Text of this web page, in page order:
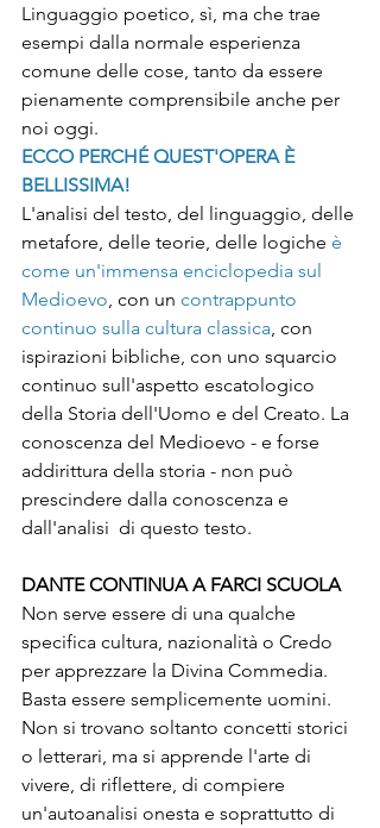
Linguaggio poetico, sì, ma che trae
esempi dalla normale esperienza
comune delle cose, tanto da essere
pienamente comprensibile anche per
noi oggi.
ECCO PERCHÉ QUEST'OPERA È
BELLISSIMA!
L'analisi del testo, del linguaggio, delle
metafore, delle teorie, delle logiche è
come un'immensa enciclopedia sul
Medioevo , con un contrappunto
continuo sulla cultura classica , con
ispirazioni bibliche, con uno squarcio
continuo sull'aspetto escatologico
della Storia dell'Uomo e del Creato. La
conoscenza del Medioevo - e forse
addirittura della storia - non può
prescindere dalla conoscenza e
dall'analisi  di questo testo.
DANTE CONTINUA A FARCI SCUOLA
Non serve essere di una qualche
specifica cultura, nazionalità o Credo
per apprezzare la Divina Commedia.
Basta essere semplicemente uomini.
Non si trovano soltanto concetti storici
o letterari, ma si apprende l'arte di
vivere, di riflettere, di compiere
un'autoanalisi onesta e soprattutto di